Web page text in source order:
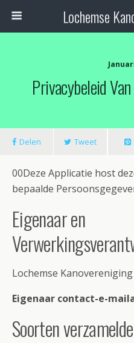
Lochemse
Privacybeleid
Delen Tweet
00Deze Applicatie host
bepaalde
Eigenaar en
Lochemse
Eigenaar contact-e-
Soorten